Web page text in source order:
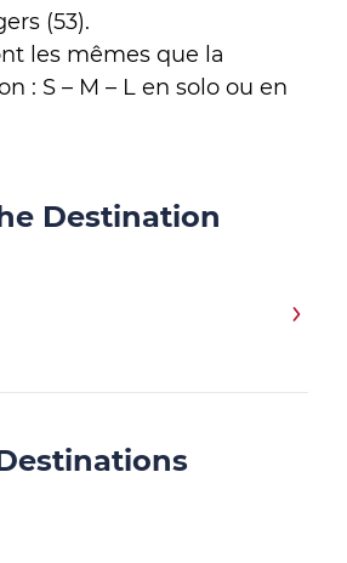
(53).
les mêmes que la
: S – M – L en solo ou en
Destination